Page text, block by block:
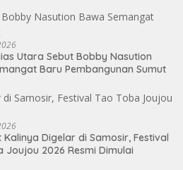
Utara Sebut Bobby Nasution
Baru Pembangunan Sumut
Kalinya Digelar di Samosir, Festival
Joujou 2026 Resmi Dimulai